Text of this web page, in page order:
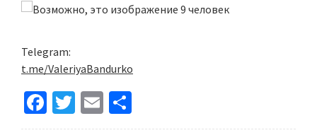
Telegram:
t.me/ValeriyaBandurko
Fa
ce
T
wi
E
m h